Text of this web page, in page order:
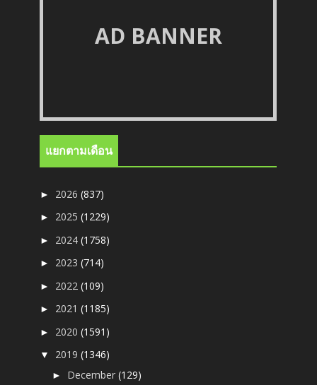
AD BANNER
แยกตามเดือน
► 2026(837)
► 2025(1229)
► 2024(1758)
► 2023(714)
► 2022(109)
► 2021(1185)
► 2020(1591)
▼ 2019(1346)
► December(129)